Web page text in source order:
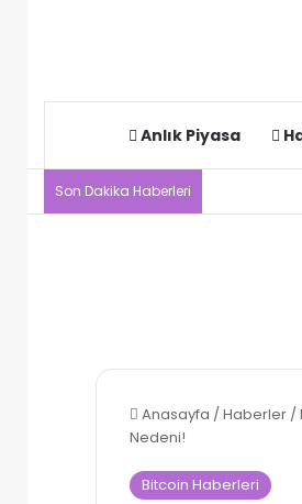
Anlık Piyasa
Son Dakika Haberleri
Anasayfa /Haberler /
Nedeni!
Bitcoin Haberleri